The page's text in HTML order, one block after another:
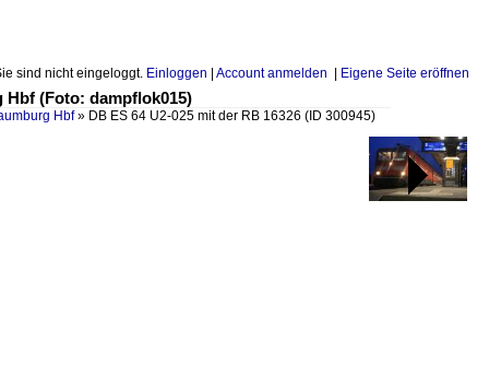
sind nicht eingeloggt. Einloggen Account anmelden Eigene Seite eröffnen
Hbf (Foto: dampflok015)
Hbf» DB ES 64 U2-025 mit der RB 16326 (ID 300945)